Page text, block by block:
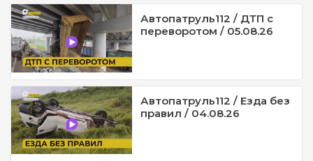
Автопатруль112 / ДТП с
переворотом / 05.08.26
Автопатруль112 / Езда без
правил / 04.08.26